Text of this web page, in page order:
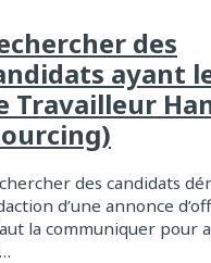
des
ayant
Travailleur
des candidats
d’une annonce
la communiquer pour